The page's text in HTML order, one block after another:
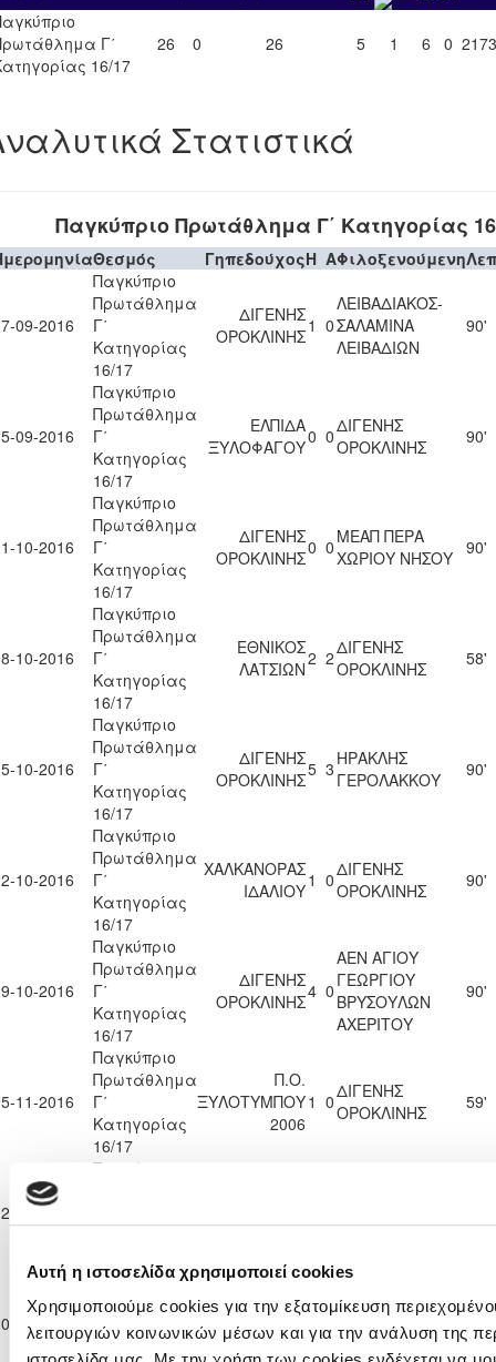
Αυτή η ιστοσελίδα χρησιμοποιεί cookies
Χρησιμοποιούμε cookies για την εξατομίκευση
λειτουργιών κοινωνικών μέσων και για την ανάλυση της
Γ΄
16/17
26 0 26 5 1 6 0 2173
Στατιστικά
Παγκύπριο Πρωτάθλημα Γ΄ Κατηγορίας
Θεσμός ΓηπεδούχοςH AΦιλοξενούμενη
09-2016
Παγκύπριο
Πρωτάθλημα
Γ΄
Κατηγορίας
16/17
ΔΙΓΕΝΗΣ
ΟΡΟΚΛΙΝΗΣ1 0
ΛΕΙΒΑΔΙΑΚΟΣ-
ΣΑΛΑΜΙΝΑ
ΛΕΙΒΑΔΙΩΝ
90'
09-2016
Παγκύπριο
Πρωτάθλημα
Γ΄
Κατηγορίας
16/17
ΕΛΠΙΔΑ
ΞΥΛΟΦΑΓΟΥ0 0ΔΙΓΕΝΗΣ
ΟΡΟΚΛΙΝΗΣ
90'
10-2016
Παγκύπριο
Πρωτάθλημα
Γ΄
Κατηγορίας
16/17
ΔΙΓΕΝΗΣ
ΟΡΟΚΛΙΝΗΣ0 0 ΜΕΑΠ ΠΕΡΑ
ΧΩΡΙΟΥ ΝΗΣΟΥ 90'
10-2016
Παγκύπριο
Πρωτάθλημα
Γ΄
Κατηγορίας
16/17
ΕΘΝΙΚΟΣ
ΛΑΤΣΙΩΝ2 2ΔΙΓΕΝΗΣ
ΟΡΟΚΛΙΝΗΣ
58'
10-2016
Παγκύπριο
Πρωτάθλημα
Γ΄
Κατηγορίας
16/17
ΔΙΓΕΝΗΣ
ΟΡΟΚΛΙΝΗΣ5 3 ΗΡΑΚΛΗΣ
ΓΕΡΟΛΑΚΚΟΥ
90'
10-2016
Παγκύπριο
Πρωτάθλημα
Γ΄
Κατηγορίας
16/17
ΧΑΛΚΑΝΟΡΑΣ
ΙΔΑΛΙΟΥ1 0ΔΙΓΕΝΗΣ
ΟΡΟΚΛΙΝΗΣ
90'
10-2016
Παγκύπριο
Πρωτάθλημα
Γ΄
Κατηγορίας
16/17
ΔΙΓΕΝΗΣ
ΟΡΟΚΛΙΝΗΣ4 0
ΑΕΝ ΑΓΙΟΥ
ΓΕΩΡΓΙΟΥ
ΒΡΥΣΟΥΛΩΝ
ΑΧΕΡΙΤΟΥ
90'
11-2016
Παγκύπριο
Πρωτάθλημα
Γ΄
Κατηγορίας
16/17
Π.Ο.
ΞΥΛΟΤΥΜΠΟΥ
2006
1 0ΔΙΓΕΝΗΣ
ΟΡΟΚΛΙΝΗΣ
59'
11-2016
Παγκύπριο
ΟΡΟΚΛΙΝΗΣ
11-2016
Παγκύπριο
Πρωτάθλημα
Γ΄
Κατηγορίας
Π.Ο.
ΟΡΜΗΔΕΙΑΣ
1 ΔΙΓΕΝΗΣ
ΟΡΟΚΛΙΝΗΣ